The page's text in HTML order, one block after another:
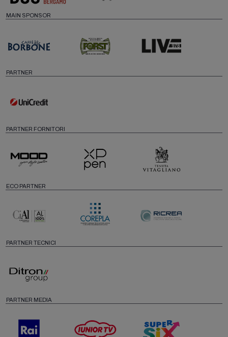
MAIN SPONSOR
PARTNER
PARTNER FORNITORI
ECO PARTNER
PARTNER TECNICI
PARTNER MEDIA